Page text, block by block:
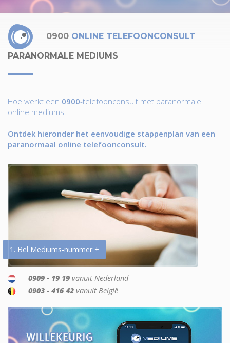
0900 ONLINE TELEFOONCONSULT
PARANORMALE MEDIUMS
Hoe werkt een 0900-telefoonconsult met paranormale
online mediums.
Ontdek hieronder het eenvoudige stappenplan van een
paranormaal online telefoonconsult.
1. Bel Mediums-nummer +
0909 - 19 19 vanuit Nederland
0903 - 416 42 vanuit België